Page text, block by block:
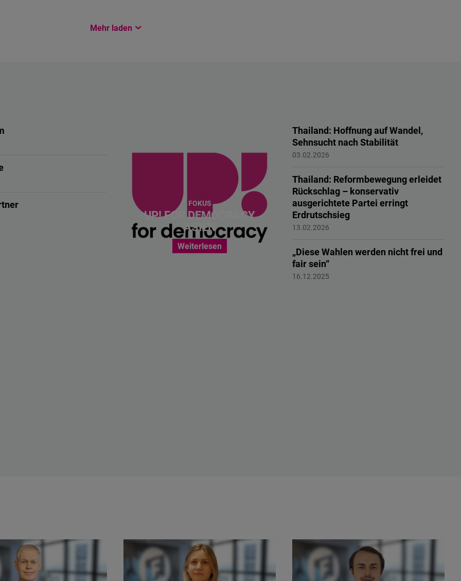
Mehr laden
FOKUS
UP! FOR DEMOCRACY
ASIEN
Weiterlesen
Thailand: Hoffnung auf Wandel,
Sehnsucht nach Stabilität
Thailand
03.02.2026
Thailand: Reformbewegung erleidet
Rückschlag – konservativ
ausgerichtete Partei erringt
Erdrutschsieg
Thailand
13.02.2026
„Diese Wahlen werden nicht frei und
fair sein“
Myanmar
16.12.2025